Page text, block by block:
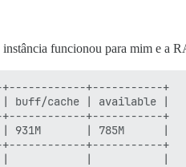
funcionou para mim e a
+-----------+
cache | available |
+-----------+
| 931M       | 785M      |
+-----------+
|            |           |